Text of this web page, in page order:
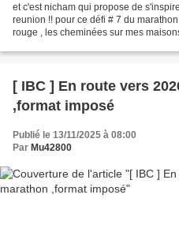
et c'est nicham qui propose de
reunion !! pour ce défi # 7 du
rouge , les cheminées sur mes
[ IBC ] En route vers
,format imposé
Publié le 13/11/2025 à 08:00
Par Mu42800